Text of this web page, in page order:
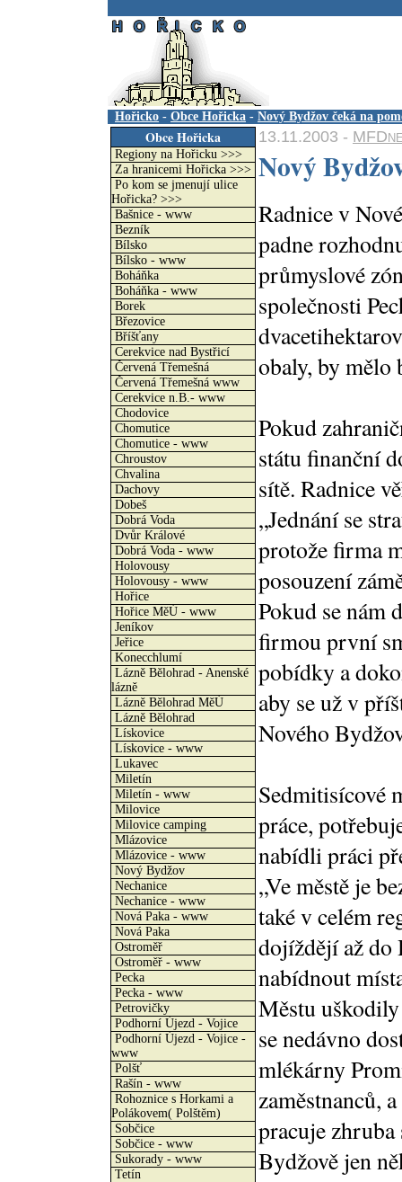
Hořicko - Obce Hořicka - Nový Bydžov čeká na
Obce Hořicka
Regiony na Hořicku >>>
Za hranicemi Hořicka >>>
Po kom se jmenují ulice
Hořicka? >>>
Bašnice - www
Bezník
Bílsko
Bílsko - www
Boháňka
Boháňka - www
Borek
Březovice
Bříšťany
Cerekvice nad Bystřicí
Červená Třemešná
Červená Třemešná www
Cerekvice n.B.- www
Chodovice
Chomutice
Chomutice - www
Chroustov
Chvalina
Dachovy
Dobeš
Dobrá Voda
Dvůr Králové
Dobrá Voda - www
Holovousy
Holovousy - www
Hořice
Hořice MěÚ - www
Jeníkov
Jeřice
Konecchlumí
Lázně Bělohrad - Anenské
lázně
Lázně Bělohrad MěÚ
Lázně Bělohrad
Lískovice
Lískovice - www
Lukavec
Miletín
Miletín - www
Milovice
Milovice camping
Mlázovice
Mlázovice - www
Nový Bydžov
Nechanice
Nechanice - www
Nová Paka - www
Nová Paka
Ostroměř
Ostroměř - www
Pecka
Pecka - www
Petrovičky
Podhorní Újezd - Vojice
Podhorní Újezd - Vojice -
www
Polšť
Rašín - www
Rohoznice s Horkami a
Polákovem( Polštěm)
Sobčice
Sobčice - www
Sukorady - www
Tetín
13.11.2003 -
Nový
Radnice v
padne
průmyslové
společnosti
obaly, by mělo
Pokud
státu finanční
sítě. Radnice
„Jednání se
protože firma
posouzení
Pokud se nám
firmou první
pobídky a
aby se už v
Nového
Sedmitisícové
práce,
nabídli práci
„Ve městě je
také v celém
dojíždějí až do
nabídnout
Městu
se nedávno
mlékárny
zaměstnanců,
pracuje
Bydžově jen